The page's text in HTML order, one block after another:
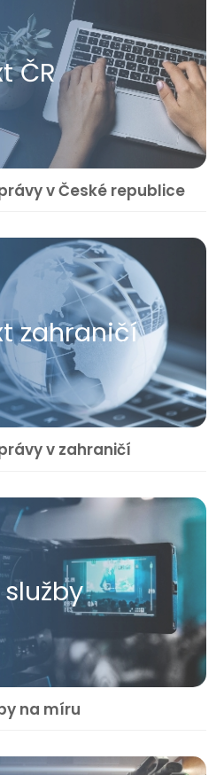
ČR
v České republice
zahraničí
v zahraničí
na míru